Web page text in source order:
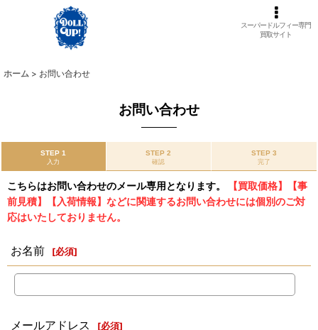
スーパードルフィー専門
買取サイト
ホーム > お問い合わせ
お問い合わせ
STEP 1
入力
STEP 2
確認
STEP 3
完了
こちらはお問い合わせのメール専用となります。
【買取価格】【事
前見積】【入荷情報】などに関連するお問い合わせには個別のご対
応はいたしておりません。
お名前 [必須]
メールアドレス [必須]